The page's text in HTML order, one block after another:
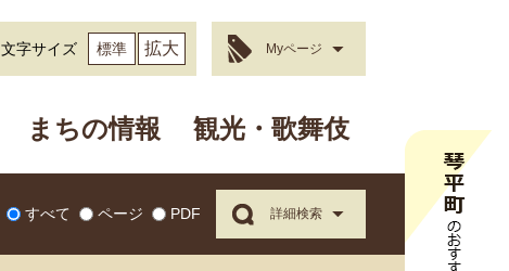
文字サイズ 標準 拡大 Myページ
まちの情報 観光・歌舞伎
すべて ページ PDF 詳細検索